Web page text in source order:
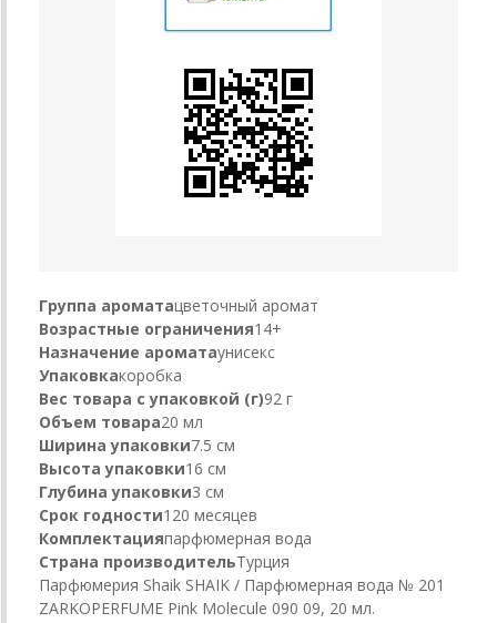
Группа ароматацветочный аромат
Возрастные ограничения14+
Назначение ароматаунисекс
Упаковкакоробка
Вес товара с упаковкой (г)92 г
Объем товара20 мл
Ширина упаковки7.5 см
Высота упаковки16 см
Глубина упаковки3 см
Срок годности120 месяцев
Комплектацияпарфюмерная вода
Страна производительТурция
Парфюмерия Shaik SHAIK / Парфюмерная вода № 201
ZARKOPERFUME Pink Molecule 090 09, 20 мл.